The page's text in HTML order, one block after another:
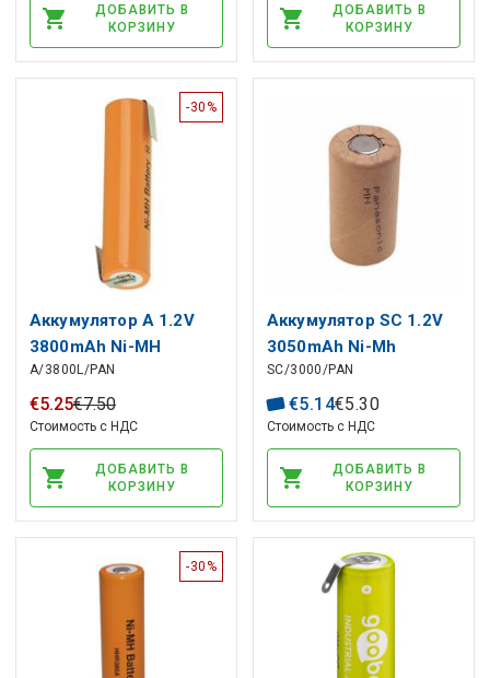
ДОБАВИТЬ В
КОРЗИНУ
ДОБАВИТЬ В
КОРЗИНУ
-30%
Аккумулятор A 1.2V
3800mAh Ni-MH
припаянный Panasonic
HHR380A
A/3800L/PAN
€5.25€7.50
Стоимость с НДС
ДОБАВИТЬ В
КОРЗИНУ
Аккумулятор SC 1.2V
3050mAh Ni-Mh
Panasonic HHR300SCP
SC/3000/PAN
€5.14€5.30
Стоимость с НДС
ДОБАВИТЬ В
КОРЗИНУ
-30%